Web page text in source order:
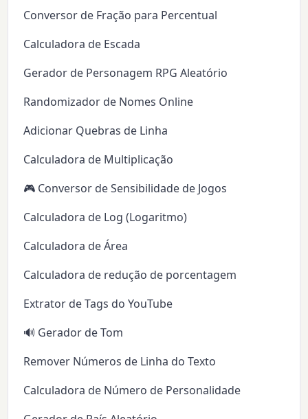
Conversor de Fração para Percentual
Calculadora de Escada
Gerador de Personagem RPG Aleatório
Randomizador de Nomes Online
Adicionar Quebras de Linha
Calculadora de Multiplicação
🎮 Conversor de Sensibilidade de Jogos
Calculadora de Log (Logaritmo)
Calculadora de Área
Calculadora de redução de porcentagem
Extrator de Tags do YouTube
🔊 Gerador de Tom
Remover Números de Linha do Texto
Calculadora de Número de Personalidade